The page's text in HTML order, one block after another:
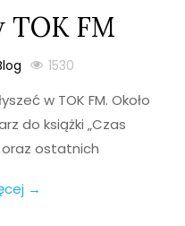
TOK FM
1530
w TOK FM. Około
do książki „Czas
oraz ostatnich
→